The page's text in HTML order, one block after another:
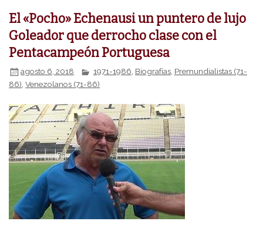
El «Pocho» Echenausi un puntero de lujo
Goleador que derrocho clase con el
Pentacampeón Portuguesa
agosto 6, 2018 1971-1986, Biografías, Premundialistas (71-
86) ,Venezolanos (71-86)